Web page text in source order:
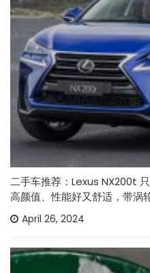
二手车推荐：Lexus NX200t
高颜值、性能好又舒适，带涡
April 26, 2024